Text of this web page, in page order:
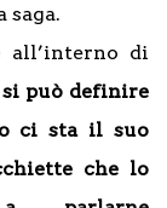
saga.
all’interno di
si può definire
ci sta il suo
che lo